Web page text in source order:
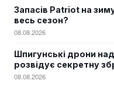
Запасів Patriot на
весь сезон?
08.08.2026
Шпигунські дрони
розвідує секретну
08.08.2026